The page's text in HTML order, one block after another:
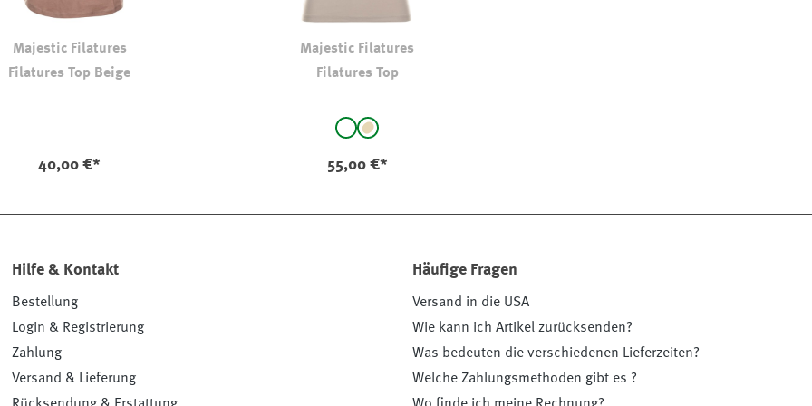
Majestic Filatures
Filatures Top Beige
40,00 €*
Majestic Filatures
Filatures Top
auswählen
weiß
(Diese Option ist zurzeit nicht verfügbar.)
beige
55,00 €*
Hilfe & Kontakt
Bestellung
Login & Registrierung
Zahlung
Versand & Lieferung
Häufige Fragen
Versand in die USA
Wie kann ich Artikel zurücksenden?
Was bedeuten die verschiedenen Lieferzeiten?
Welche Zahlungsmethoden gibt es ?